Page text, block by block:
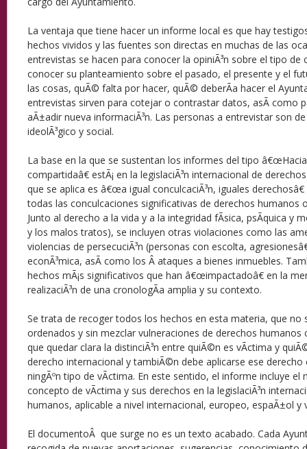
La ventaja que tiene hacer un informe local es que hay
hechos vividos y las fuentes son directas en muchas de las
entrevistas se hacen para conocer la opiniÃ³n sobre el tipo de
conocer su planteamiento sobre el pasado, el presente y el
las cosas, quÃ© falta por hacer, quÃ© deberÃ­a hacer el
entrevistas sirven para cotejar o contrastar datos, asÃ­ como
aÃ±adir nueva informaciÃ³n. Las personas a entrevistar son
ideolÃ³gico y social.
La base en la que se sustentan los informes del tipo
compartidaâ€ estÃ¡ en la legislaciÃ³n internacional de
que se aplica es â€œa igual conculcaciÃ³n, iguales
todas las conculcaciones significativas de derechos humanos
Junto al derecho a la vida y a la integridad fÃ­sica, psÃ­quica y
y los malos tratos), se incluyen otras violaciones como las
violencias de persecuciÃ³n (personas con escolta,
econÃ³mica, asÃ­ como los Â ataques a bienes inmuebles.
hechos mÃ¡s significativos que han â€œimpactadoâ€ en la
realizaciÃ³n de una cronologÃ­a amplia y su contexto.
Se trata de recoger todos los hechos en esta materia, que no
ordenados y sin mezclar vulneraciones de derechos humanos
que quedar clara la distinciÃ³n entre quiÃ©n es vÃ­ctima y
derecho internacional y tambiÃ©n debe aplicarse ese
ningÃºn tipo de vÃ­ctima. En este sentido, el informe incluye
concepto de vÃ­ctima y sus derechos en la legislaciÃ³n
humanos, aplicable a nivel internacional, europeo, espaÃ±ol y
El documentoÂ que surge no es un texto acabado. Cada